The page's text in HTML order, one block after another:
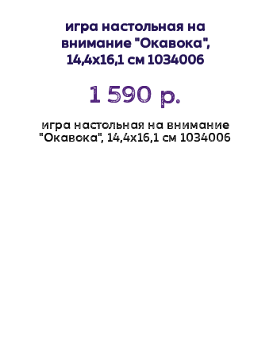
игра настольная на
внимание "Окавока",
14,4х16,1 см 1034006
1 590 р.
игра настольная на внимание
"Окавока", 14,4х16,1 см 1034006